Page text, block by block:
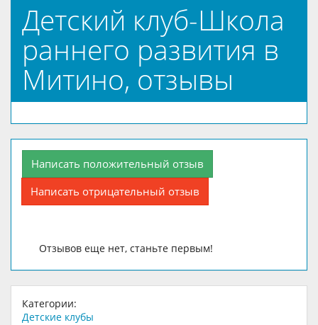
Детский клуб-Школа
раннего развития в
Митино, отзывы
Написать положительный отзыв
Написать отрицательный отзыв
Отзывов еще нет, станьте первым!
Категории:
Детские клубы